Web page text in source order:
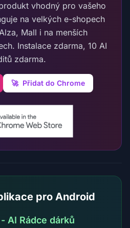
vhodný pro vašeho
na velkých e-shopech
Mall i na menších
Instalace zdarma, 10 AI
zdarma.
🚀 Přidat do Chrome
pro Android
AI Rádce dárků